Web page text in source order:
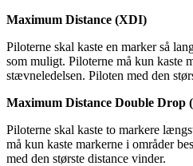
Maximum Distance (XDI)
Piloterne skal kaste en marker så
som muligt. Piloterne må kun kaste
stævneledelsen. Piloten med den
Maximum Distance Double Drop
Piloterne skal kaste to markere
må kun kaste markerne i områder
med den største distance vinder.